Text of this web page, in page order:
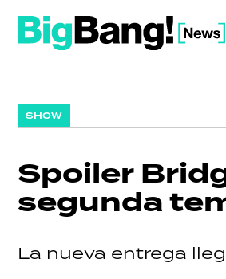
SHOW
Spoiler
segunda
La nueva entrega